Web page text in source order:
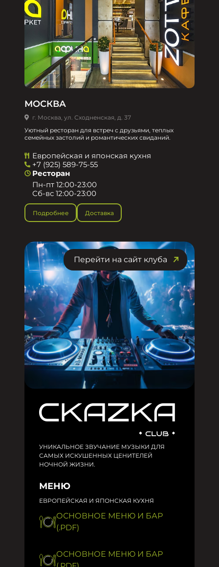
МОСКВА
г. Москва, ул. Сходненская, д. 37
Уютный ресторан для встреч с друзьями, теплых
семейных застолий и романтических свиданий.
Европейская и японская кухня
+7 (925) 589-75-55
Ресторан
Пн-пт 12:00-23:00
Сб-вс 12:00-23:00
Подробнее Доставка
Перейти на сайт клуба
УНИКАЛЬНОЕ ЗВУЧАНИЕ МУЗЫКИ ДЛЯ
САМЫХ ИСКУШЕННЫХ ЦЕНИТЕЛЕЙ
НОЧНОЙ ЖИЗНИ.
МЕНЮ
ЕВРОПЕЙСКАЯ И ЯПОНСКАЯ КУХНЯ
ОСНОВНОЕ МЕНЮ И БАР
(.PDF)
ОСНОВНОЕ МЕНЮ И БАР